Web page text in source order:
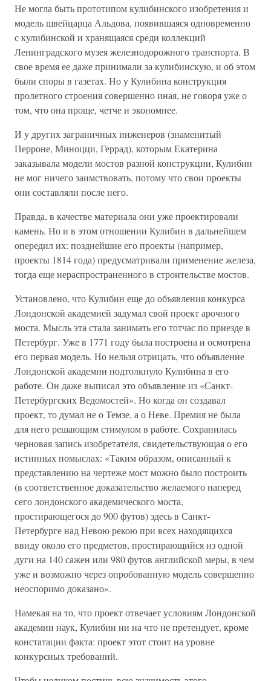
Не могла быть прототипом кулибинского изобретения и
модель швейцарца Альдова, появившаяся одновременно
с кулибинской и хранящаяся среди коллекций
Ленинградского музея железнодорожного транспорта. В
свое время ее даже принимали за кулибинскую, и об этом
были споры в газетах. Но у Кулибина конструкция
пролетного строения совершенно иная, не говоря уже о
том, что она проще, четче и экономнее.
И у других заграничных инженеров (знаменитый
Перроне, Миноцци, Геррад), которым Екатерина
заказывала модели мостов разной конструкции, Кулибин
не мог ничего заимствовать, потому что свои проекты
они составляли после него.
Правда, в качестве материала они уже проектировали
камень. Но и в этом отношении Кулибин в дальнейшем
опередил их: позднейшие его проекты (например,
проекты 1814 года) предусматривали применение железа,
тогда еще нераспространенного в строительстве мостов.
Установлено, что Кулибин еще до объявления конкурса
Лондонской академией задумал свой проект арочного
моста. Мысль эта стала занимать его тотчас по приезде в
Петербург. Уже в 1771 году была построена и осмотрена
его первая модель. Но нельзя отрицать, что объявление
Лондонской академии подтолкнуло Кулибина в его
работе. Он даже выписал это объявление из «Санкт-
Петербургских Ведомостей». Но когда он создавал
проект, то думал не о Темзе, а о Неве. Премия не была
для него решающим стимулом в работе. Сохранилась
черновая запись изобретателя, свидетельствующая о его
истинных помыслах: «Таким образом, описанный к
представлению на чертеже мост можно было построить
(в соответственное доказательство желаемого наперед
сего лондонского академического моста,
простирающегося до 900 футов) здесь в Санкт-
Петербурге над Невою рекою при всех находящихся
ввиду около его предметов, простирающийся из одной
дуги на 140 сажен или 980 футов английской меры, в чем
уже и возможно через опробованную модель совершенно
неоспоримо доказано».
Намекая на то, что проект отвечает условиям Лондонской
академии наук, Кулибин ни на что не претендует, кроме
констатации факта: проект этот стоит на уровне
конкурсных требований.